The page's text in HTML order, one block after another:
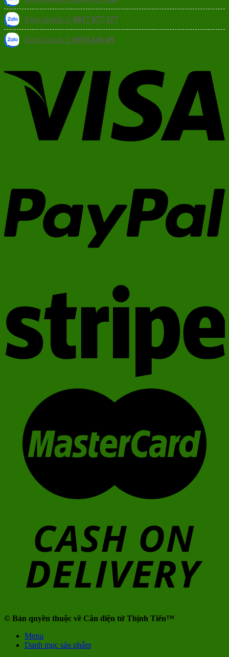
Kinh doanh 2: 0917 977 177
Kinh doanh 3: 0976 646 69
© Bản quyền thuộc về Cân điện tử Thịnh Tiến™
Menu
Danh mục sản phẩm